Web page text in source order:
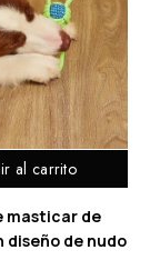
al carrito
masticar de
diseño de nudo